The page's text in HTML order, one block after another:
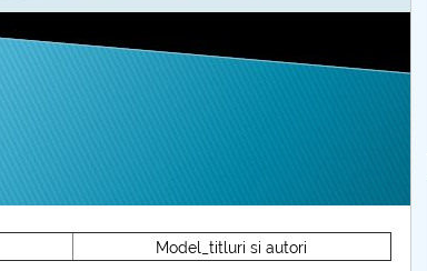
Model_titluri si autori